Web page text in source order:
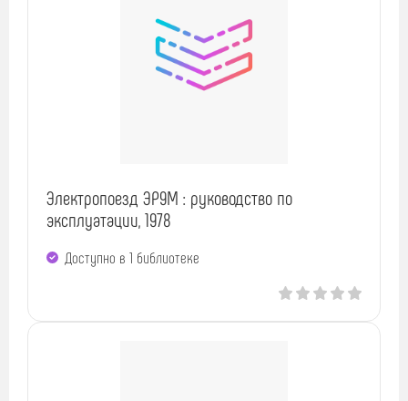
Электропоезд ЭР9М : руководство по
эксплуатации, 1978
Доступно в 1 библиотекe